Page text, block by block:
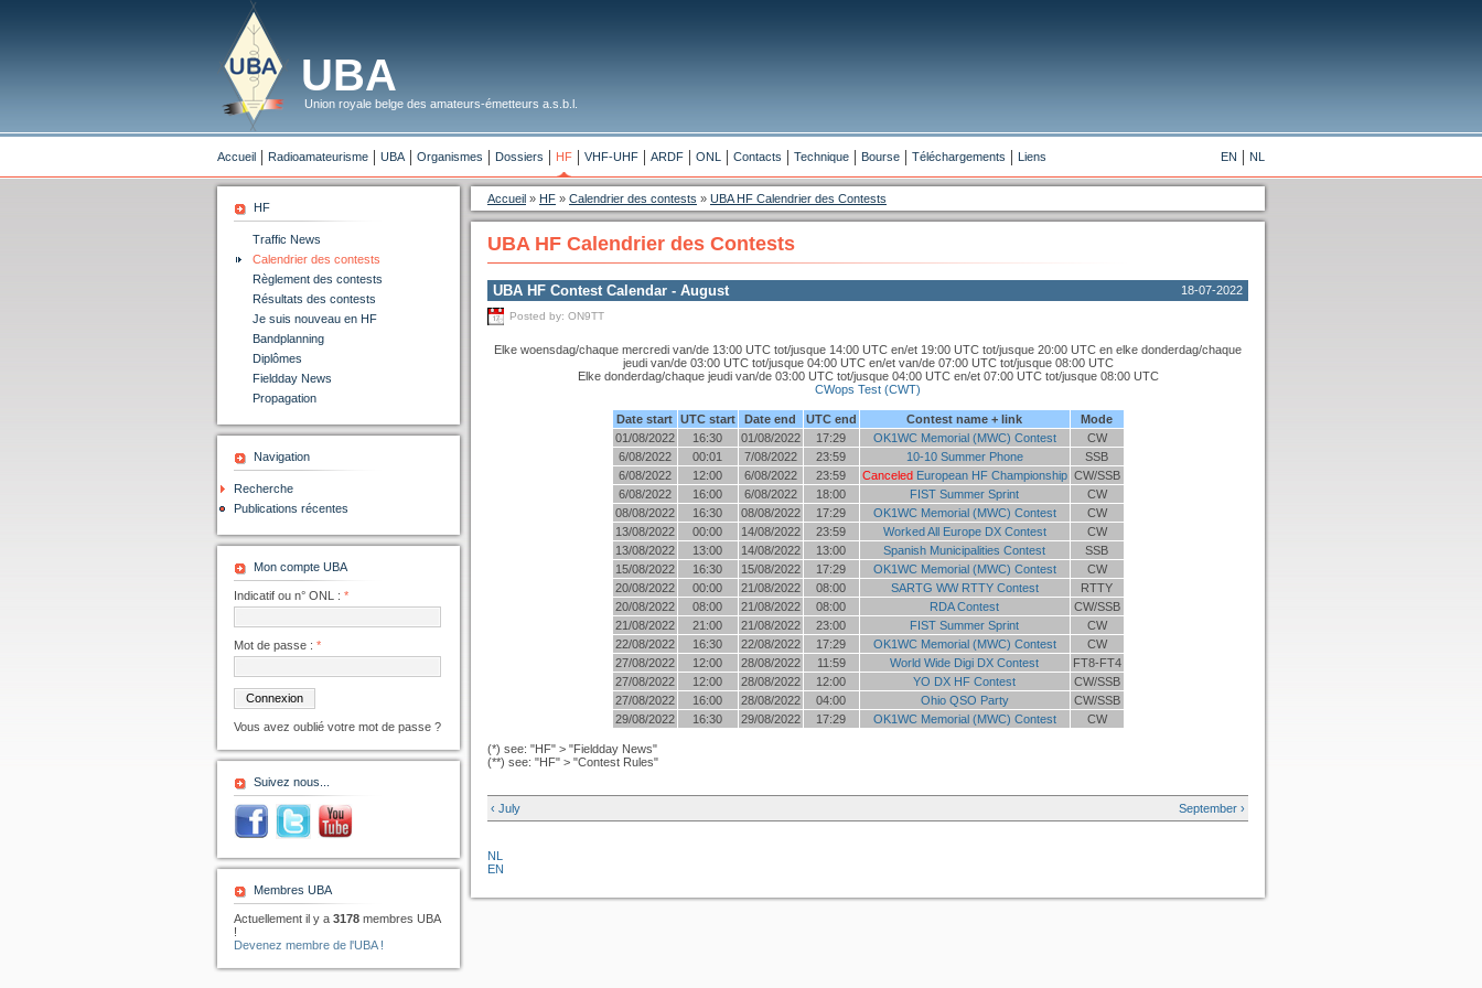
UBA
Union royale belge des amateurs-émetteurs a.s.b.l.
Accueil Radioamateurisme UBA Organismes Dossiers HF VHF-UHF ARDF ONL Contacts Technique Bourse Téléchargements Liens NL
EN
HF
Traffic News
Calendrier des contests
Règlement des contests
Résultats des contests
Je suis nouveau en HF
Bandplanning
Diplômes
Fieldday News
Propagation
Navigation
Recherche
Publications récentes
Mon compte UBA
Indicatif ou n° ONL : *
Mot de passe : *
Vous avez oublié votre mot de passe ?
Suivez nous...
Membres UBA
Actuellement il y a 3178 membres UBA
!
Devenez membre de l'UBA !
Accueil » HF » Calendrier des contests » UBA HF Calendrier des Contests
UBA HF Calendrier des Contests
UBA HF Contest Calendar - August 18-07-2022
Posted by: ON9TT
Elke woensdag/chaque mercredi van/de 13:00 UTC tot/jusque 14:00 UTC en/et 19:00 UTC tot/jusque 20:00 UTC en elke donderdag/chaque
jeudi van/de 03:00 UTC tot/jusque 04:00 UTC en/et van/de 07:00 UTC tot/jusque 08:00 UTC
Elke donderdag/chaque jeudi van/de 03:00 UTC tot/jusque 04:00 UTC en/et 07:00 UTC tot/jusque 08:00 UTC
CWops Test (CWT)
Date start UTC start Date end UTC end Contest name + link
Mode
01/08/2022
16:30 01/08/2022 17:29 OK1WC Memorial (MWC) Contest
CW
6/08/2022
00:01 7/08/2022 23:59 10-10 Summer Phone
SSB
6/08/2022
12:00 6/08/2022 23:59 Canceled European HF Championship CW/SSB
6/08/2022
16:00 6/08/2022 18:00 FIST Summer Sprint
CW
08/08/2022
16:30 08/08/2022 17:29 OK1WC Memorial (MWC) Contest
CW
13/08/2022
00:00 14/08/2022 23:59 Worked All Europe DX Contest
CW
13/08/2022
13:00 14/08/2022 13:00 Spanish Municipalities Contest
SSB
15/08/2022
16:30 15/08/2022 17:29 OK1WC Memorial (MWC) Contest
CW
20/08/2022
00:00 21/08/2022 08:00 SARTG WW RTTY Contest
RTTY
20/08/2022
08:00 21/08/2022 08:00 RDA Contest
CW/SSB
21/08/2022
21:00 21/08/2022 23:00 FIST Summer Sprint
CW
22/08/2022
16:30 22/08/2022 17:29 OK1WC Memorial (MWC) Contest
CW
27/08/2022
12:00 28/08/2022 11:59 World Wide Digi DX Contest
FT8-FT4
27/08/2022
12:00 28/08/2022 12:00 YO DX HF Contest
CW/SSB
27/08/2022
16:00 28/08/2022 04:00 Ohio QSO Party
CW/SSB
29/08/2022
16:30 29/08/2022 17:29 OK1WC Memorial (MWC) Contest CW
(*) see: "HF" > "Fieldday News"
(**) see: "HF" > "Contest Rules"
‹ July September ›
NL
EN